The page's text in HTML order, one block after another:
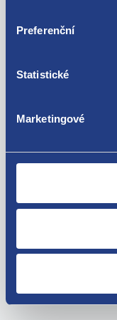
Preferenční
Statistické
Marketingové